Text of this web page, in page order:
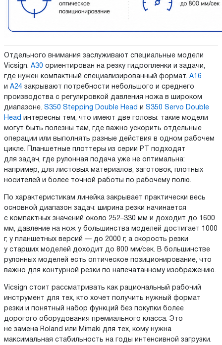
Отдельного внимания заслуживают специальные модели
Vicsign. A30 ориентирован на резку гидропленки и задачи,
где нужен компактный специализированный формат. A16
и A24 закрывают потребности небольшого и среднего
производства с регулировкой давления ножа в широком
диапазоне. S350 Stepping Double Head и S350 Servo Double
Head интересны тем, что имеют две головы: такие модели
могут быть полезны там, где важно ускорить отдельные
операции или выполнять разные действия в одном рабочем
цикле. Планшетные плоттеры из серии PT подходят
для задач, где рулонная подача уже не оптимальна:
например, для листовых материалов, заготовок, плотных
носителей и более точной работы по рабочему полю.
По характеристикам линейка закрывает практически весь
основной диапазон задач: ширина резки начинается
с компактных значений около 252–330 мм и доходит до 1600
мм, давление на нож у большинства моделей достигает 1000
г, у планшетных версий — до 2000 г, а скорость резки
у старших моделей доходит до 800 мм/сек. В большинстве
рулонных моделей есть оптическое позиционирование, что
важно для контурной резки по напечатанному изображению.
Vicsign стоит рассматривать как рациональный рабочий
инструмент для тех, кто хочет получить нужный формат
резки и понятный набор функций без покупки более
дорогого оборудования премиального класса. Это
не замена Roland или Mimaki для тех, кому нужна
максимальная стабильность на годы интенсивной загрузки.